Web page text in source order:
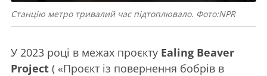
Станцію метро тривалий час підтоплювало. Фото:NPR
У 2023 році в межах проєкту Ealing Beaver
Project ( «Проєкт із повернення бобрів в